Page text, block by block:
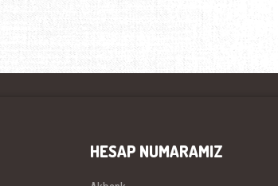
HESAP NUMARAMIZ